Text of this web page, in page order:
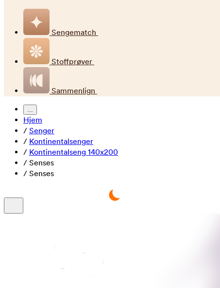
Sengematch
Stoffprøver
Sammenlign
...
Hjem
/ Senger
/ Kontinentalsenger
/ Kontinentalseng 140x200
/ Senses
/ Senses